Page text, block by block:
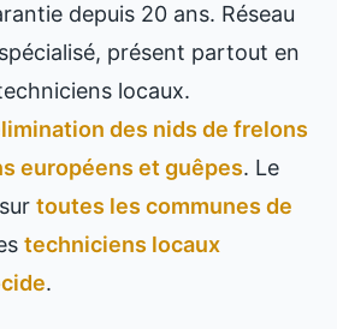
depuis 20 ans. Réseau
présent partout en
locaux.
des nids de frelons
européens et guêpes. Le
toutes les communes de
techniciens locaux
.